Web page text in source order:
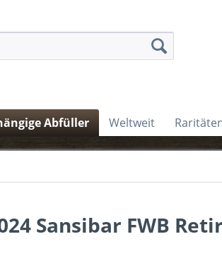
Abfüller Weltweit
Sansibar FWB